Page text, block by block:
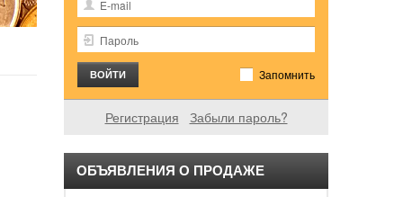
Запомнить
Регистрация Забыли пароль?
ОБЪЯВЛЕНИЯ О ПРОДАЖЕ